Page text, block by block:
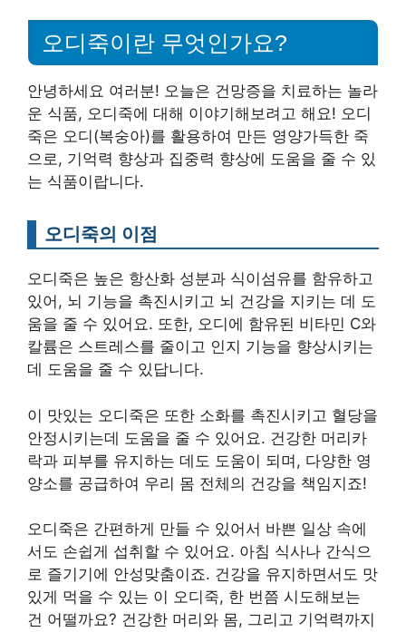
오디죽이란 무엇인가요?
안녕하세요 여러분! 오늘은 건망증을 치료하는 놀라
운 식품, 오디죽에 대해 이야기해보려고 해요! 오디
죽은 오디(복숭아)를 활용하여 만든 영양가득한 죽
으로, 기억력 향상과 집중력 향상에 도움을 줄 수 있
는 식품이랍니다.
오디죽의 이점
오디죽은 높은 항산화 성분과 식이섬유를 함유하고
있어, 뇌 기능을 촉진시키고 뇌 건강을 지키는 데 도
움을 줄 수 있어요. 또한, 오디에 함유된 비타민 C와
칼륨은 스트레스를 줄이고 인지 기능을 향상시키는
데 도움을 줄 수 있답니다.
이 맛있는 오디죽은 또한 소화를 촉진시키고 혈당을
안정시키는데 도움을 줄 수 있어요. 건강한 머리카
락과 피부를 유지하는 데도 도움이 되며, 다양한 영
양소를 공급하여 우리 몸 전체의 건강을 책임지죠!
오디죽은 간편하게 만들 수 있어서 바쁜 일상 속에
서도 손쉽게 섭취할 수 있어요. 아침 식사나 간식으
로 즐기기에 안성맞춤이죠. 건강을 유지하면서도 맛
있게 먹을 수 있는 이 오디죽, 한 번쯤 시도해보는
건 어떨까요? 건강한 머리와 몸, 그리고 기억력까지